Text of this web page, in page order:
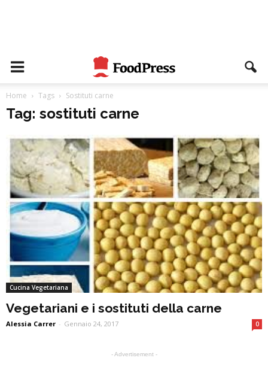
Home Tags Sostituti carne
Tag: sostituti carne
Cucina Vegetariana
Vegetariani e i sostituti della carne
Alessia Carrer - Gennaio 24, 2017 0
- Advertisement -